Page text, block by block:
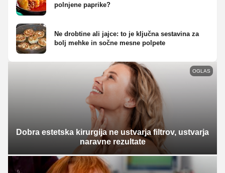
polnjene paprike?
Ne drobtine ali jajce: to je ključna sestavina za
bolj mehke in sočne mesne polpete
OGLAS
Dobra estetska kirurgija ne ustvarja filtrov, ustvarja
naravne rezultate